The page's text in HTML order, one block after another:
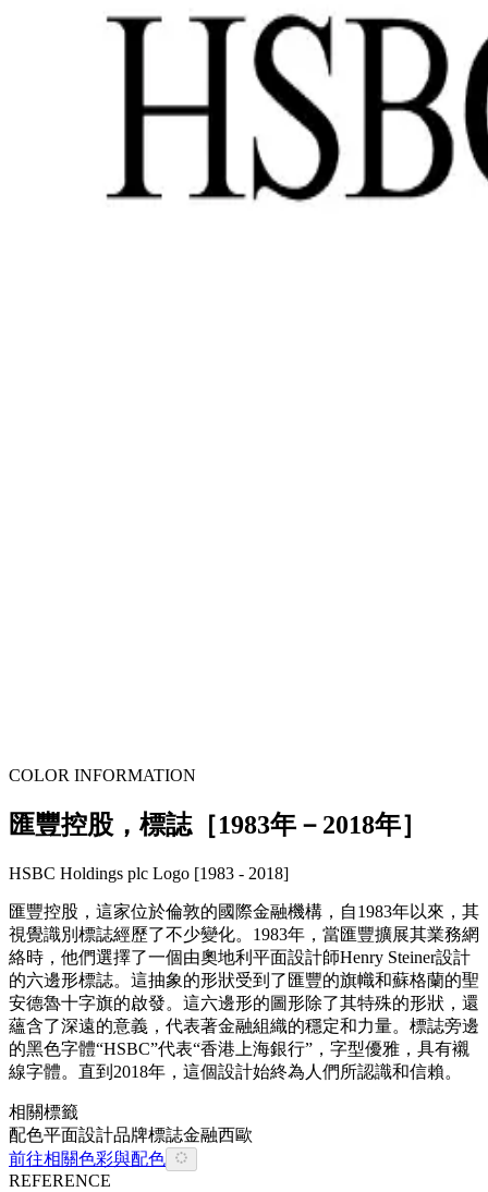
COLOR INFORMATION
匯豐控股，標誌［1983年－2018年］
HSBC Holdings plc Logo [1983 - 2018]
匯豐控股，這家位於倫敦的國際金融機構，自1983年以來，其
視覺識別標誌經歷了不少變化。1983年，當匯豐擴展其業務網
絡時，他們選擇了一個由奧地利平面設計師Henry Steiner設計
的六邊形標誌。這抽象的形狀受到了匯豐的旗幟和蘇格蘭的聖
安德魯十字旗的啟發。這六邊形的圖形除了其特殊的形狀，還
蘊含了深遠的意義，代表著金融組織的穩定和力量。標誌旁邊
的黑色字體“HSBC”代表“香港上海銀行”，字型優雅，具有襯
線字體。直到2018年，這個設計始終為人們所認識和信賴。
相關標籤
配色平面設計品牌標誌金融西歐
前往相關色彩與配色
REFERENCE